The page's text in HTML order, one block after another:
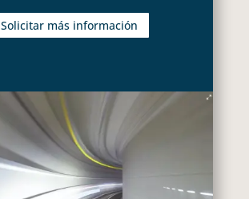
Solicitar más información